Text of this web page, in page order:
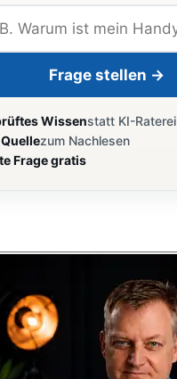
Frage stellen →
Wissenstatt KI-Raterei
zum Nachlesen
Frage gratis